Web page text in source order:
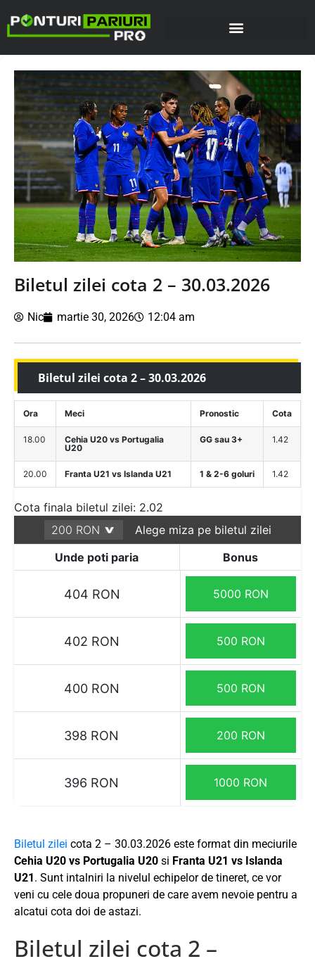
Biletul zilei cota 2 – 30.03.2026
Nic martie 30, 2026 12:04 am
Biletul zilei cota 2 – 30.03.2026
Ora Meci Pronostic Cota
18.00
Cehia U20 vs Portugalia
U20
GG sau 3+ 1.42
20.00 Franta U21 vs Islanda U21 1 & 2-6 goluri 1.42
Cota finala biletul zilei: 2.02
Alege miza pe biletul zilei
Unde poti paria
Bonus
404 RON 5000 RON
402 RON 500 RON
400 RON 500 RON
398 RON 200 RON
396 RON 1000 RON
Biletul zilei cota 2 – 30.03.2026 este format din meciurile
Cehia U20 vs Portugalia U20 si Franta U21 vs Islanda
U21 . Sunt intalniri la nivelul echipelor de tineret, ce vor
veni cu cele doua propuneri de care avem nevoie pentru a
alcatui cota doi de astazi.
Biletul zilei cota 2 –